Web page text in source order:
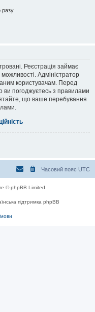
разу
Реєстрація займає
Адміністратор
користувачам. Перед
ви погоджуєтесь з правилами
що ваше перебування
Часовий пояс UTC
© phpBB Limited
підтримка phpBB